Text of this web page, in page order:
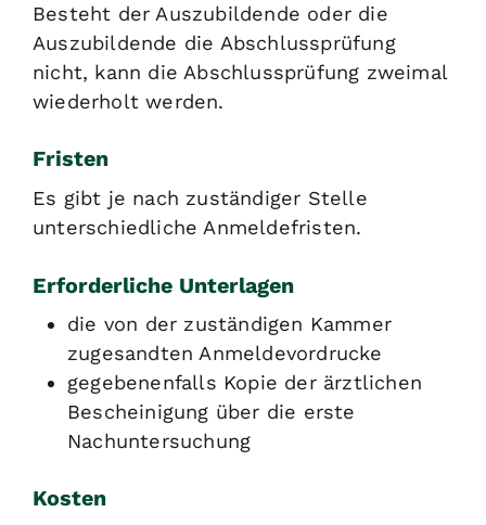
Besteht der Auszubildende oder die
Auszubildende die Abschlussprüfung
nicht, kann die Abschlussprüfung zweimal
wiederholt werden.
Fristen
Es gibt je nach zuständiger Stelle
unterschiedliche Anmeldefristen.
Erforderliche Unterlagen
die von der zuständigen Kammer
zugesandten Anmeldevordrucke
gegebenenfalls Kopie der ärztlichen
Bescheinigung über die erste
Nachuntersuchung
Kosten